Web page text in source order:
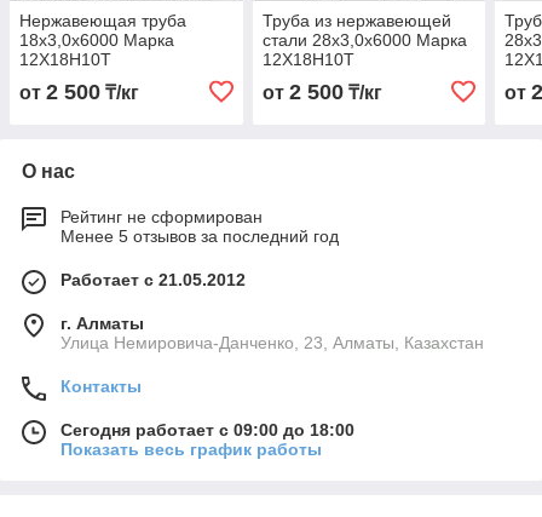
Нержавеющая труба
18х3,0х6000 Марка
12Х18Н10Т
от 2 500 ₸/кг
Труба из нержавеющей
стали 28х3,0х6000 Марка
12Х18Н10Т
от 2 500₸/кг от
О нас
Рейтинг не сформирован
Менее 5 отзывов за последний год
Работает с 21.05.2012
г. Алматы
Улица Немировича-Данченко, 23, Алматы, Казахстан
Контакты
Сегодня работает с 09:00 до 18:00
Показать весь график работы